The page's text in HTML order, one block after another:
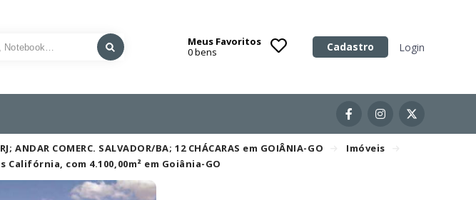
Meus Favoritos
0bens Cadastro Login
Categoria
Máquinas
ANDAR COMERC. SALVADOR/BA; 12 CHÁCARAS em GOIÂNIA-GO
Imóveis
Califórnia, com 4.100,00m² em Goiânia-GO